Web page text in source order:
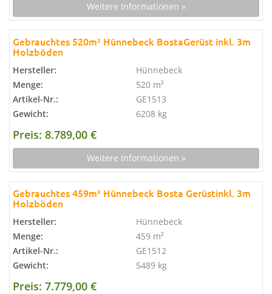
Weitere Informationen »
Gebrauchtes 520m² Hünnebeck BostaGerüst inkl. 3m
Holzböden
Hersteller:
Hünnebeck
Menge:
520 m²
Artikel-Nr.:
GE1513
Gewicht:
6208 kg
Preis: 8.789,00 €
Weitere Informationen »
Gebrauchtes 459m² Hünnebeck Bosta Gerüstinkl. 3m
Holzböden
Hersteller:
Hünnebeck
Menge:
459 m²
Artikel-Nr.:
GE1512
Gewicht:
5489 kg
Preis: 7.779,00 €